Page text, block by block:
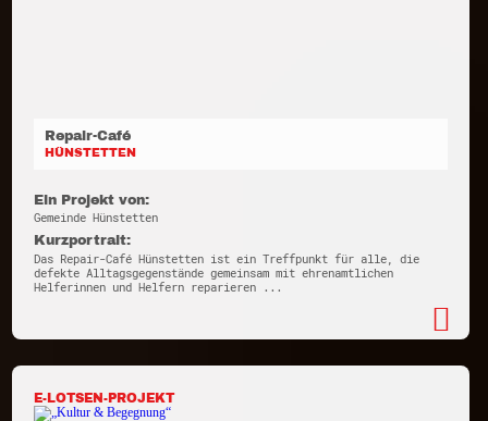
Repair-Café
HÜNSTETTEN
Ein Projekt von:
Gemeinde Hünstetten
Kurzportrait:
Das Repair-Café Hünstetten ist ein Treffpunkt für alle, die
defekte Alltagsgegenstände gemeinsam mit ehrenamtlichen
Helferinnen und Helfern reparieren ...
E-LOTSEN-PROJEKT